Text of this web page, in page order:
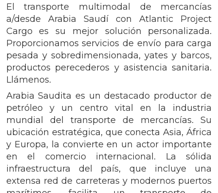
El transporte multimodal de mercancías
a/desde Arabia Saudí con Atlantic Project
Cargo es su mejor solución personalizada.
Proporcionamos servicios de envío para carga
pesada y sobredimensionada, yates y barcos,
productos perecederos y asistencia sanitaria.
Llámenos.
Arabia Saudita es un destacado productor de
petróleo y un centro vital en la industria
mundial del transporte de mercancías. Su
ubicación estratégica, que conecta Asia, África
y Europa, la convierte en un actor importante
en el comercio internacional. La sólida
infraestructura del país, que incluye una
extensa red de carreteras y modernos puertos